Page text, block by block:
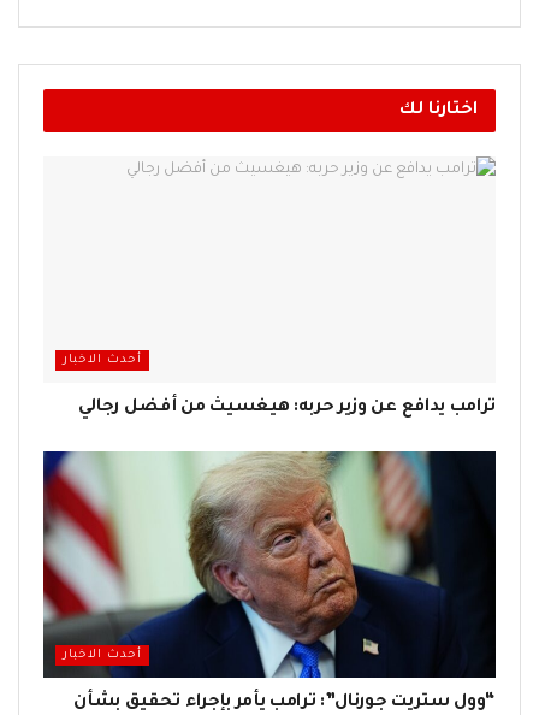
اختارنا لك
أحدث الاخبار
ترامب يدافع عن وزير حربه: هيغسيث من أفضل رجالي
أحدث الاخبار
“وول ستريت جورنال”: ترامب يأمر بإجراء تحقيق بشأن